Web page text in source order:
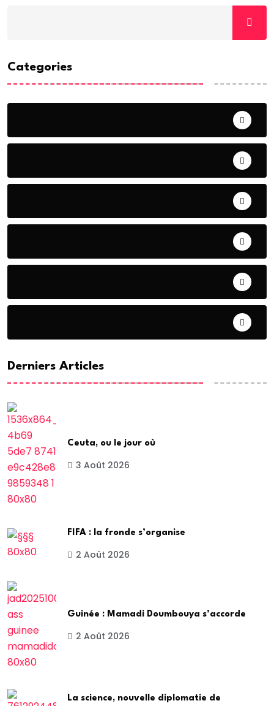
Categories
Derniers Articles
Ceuta, ou le jour où
3 Août 2026
FIFA : la fronde s’organise
2 Août 2026
Guinée : Mamadi Doumbouya s’accorde
2 Août 2026
La science, nouvelle diplomatie de